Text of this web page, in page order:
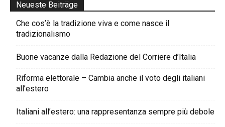
Neueste Beiträge
Che cos’è la tradizione viva e come nasce il
tradizionalismo
Buone vacanze dalla Redazione del Corriere d’Italia
Riforma elettorale – Cambia anche il voto degli italiani
all’estero
Italiani all’estero: una rappresentanza sempre più debole